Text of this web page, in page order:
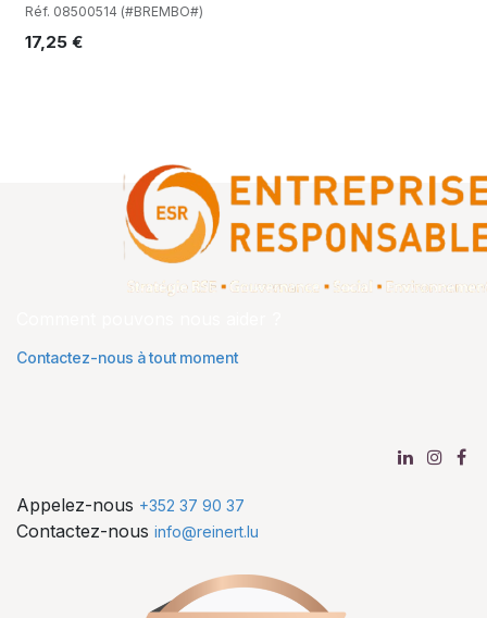
Réf. 08500514 (#BREMBO#)
17,25 €
Contactez-nous à tout moment
Appelez-nous +352 37 90 37
Contactez-nous info@reinert.lu